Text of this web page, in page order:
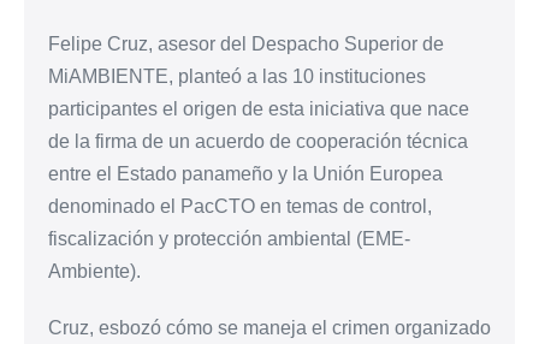
Felipe Cruz, asesor del Despacho Superior de
MiAMBIENTE, planteó a las 10 instituciones
participantes el origen de esta iniciativa que nace
de la firma de un acuerdo de cooperación técnica
entre el Estado panameño y la Unión Europea
denominado el PacCTO en temas de control,
fiscalización y protección ambiental (EME-
Ambiente).
Cruz, esbozó cómo se maneja el crimen organizado